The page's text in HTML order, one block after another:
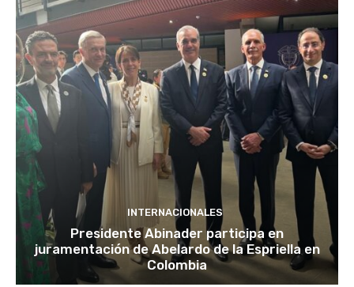
INTERNACIONALES
Presidente Abinader participa en
juramentación de Abelardo de la Espriella en
Colombia